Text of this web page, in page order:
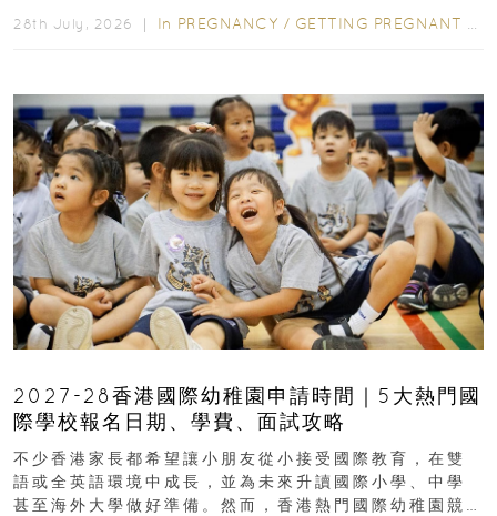
28th July, 2026 ｜ In PREGNANCY / GETTING PREGNANT
2027-28香港國際幼稚園申請時間｜5大熱門國
際學校報名日期、學費、面試攻略
不少香港家長都希望讓小朋友從小接受國際教育，在雙
語或全英語環境中成長，並為未來升讀國際小學、中學
甚至海外大學做好準備。然而，香港熱門國際幼稚園競